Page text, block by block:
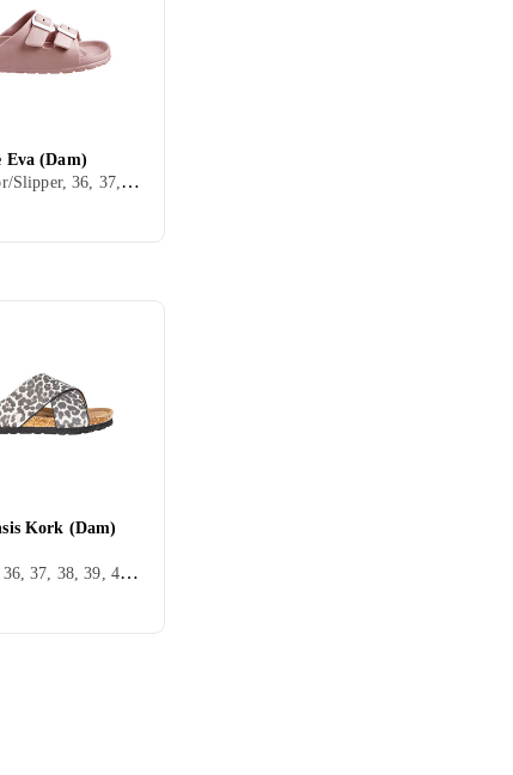
Eva (Dam)
Dam, Tofflor/Slipper, 36, 37, 38, 39, 40, 41, 42, 43, 46
Kork (Dam)
Dam, Kork, 36, 37, 38, 39, 40, 41, 42